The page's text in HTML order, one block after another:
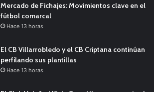
Mercado de Fichajes: Movimientos clave en el
fútbol comarcal
Hace 13 horas
El CB Villarrobledo y el CB Criptana continúan
perfilando sus plantillas
Hace 13 horas